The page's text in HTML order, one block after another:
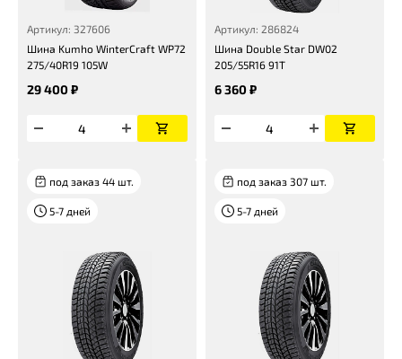
Артикул: 327606
Шина Kumho WinterCraft WP72
275/40R19 105W
29 400 ₽
Артикул: 286824
Шина Double Star DW02
205/55R16 91T
6 360 ₽
под заказ 44 шт.
5-7 дней
под заказ 307 шт.
5-7 дней